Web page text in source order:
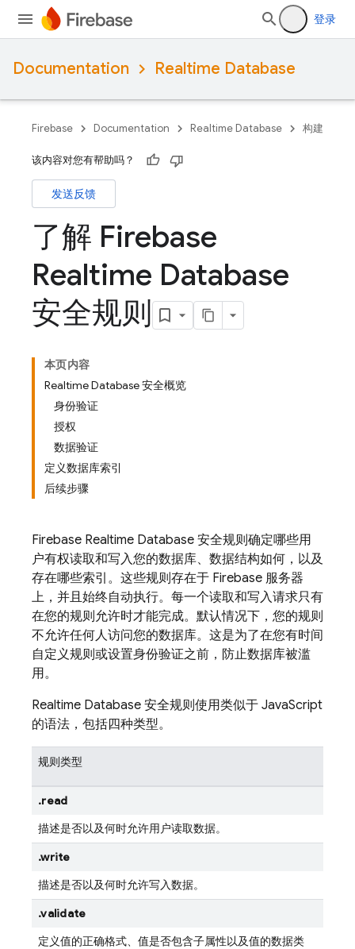
登录
Documentation Realtime Database
Firebase Documentation Realtime Database 构建
该内容对您有帮助吗？
发送反馈
了解 Firebase
Realtime Database
安全规则
本页内容
Realtime Database 安全概览
身份验证
授权
数据验证
定义数据库索引
后续步骤
Firebase Realtime Database 安全规则确定哪些用
户有权读取和写入您的数据库、数据结构如何，以及
存在哪些索引。这些规则存在于 Firebase 服务器
上，并且始终自动执行。每一个读取和写入请求只有
在您的规则允许时才能完成。默认情况下，您的规则
不允许任何人访问您的数据库。这是为了在您有时间
自定义规则或设置身份验证之前，防止数据库被滥
用。
Realtime Database 安全规则使用类似于 JavaScript
的语法，包括四种类型。
规则类型
.read
描述是否以及何时允许用户读取数据。
.write
描述是否以及何时允许写入数据。
.validate
定义值的正确格式、值是否包含子属性以及值的数据类